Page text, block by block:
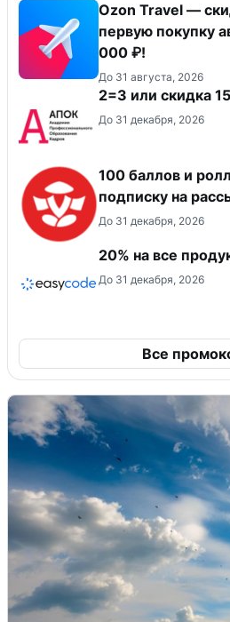
Ozon Travel —
первую покупку
000 ₽!
До 31 августа, 2026
2=3 или скидка
До 31 декабря, 2026
100 баллов и
подписку на
До 31 декабря, 2026
20% на все
До 31 декабря, 2026
Все